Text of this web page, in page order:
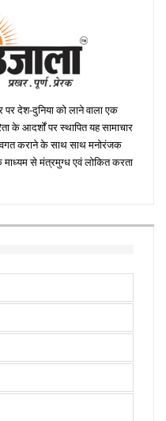
पर देश-दुनिया को लाने वाला एक
के आदर्शों पर स्थापित यह सामाचार
कराने के साथ साथ मनोरंजक
से मंत्रमुग्ध एवं लोकित करता